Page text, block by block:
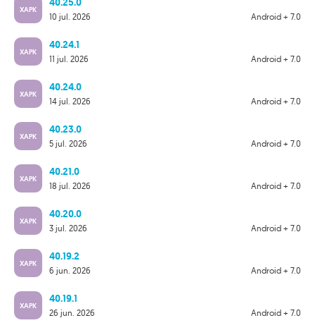
XAPK
Android + 7.0
10 jul. 2026
XAPK
40.24.1
Android + 7.0
11 jul. 2026
XAPK
40.24.0
Android + 7.0
14 jul. 2026
XAPK
40.23.0
Android + 7.0
5 jul. 2026
XAPK
40.21.0
Android + 7.0
18 jul. 2026
XAPK
40.20.0
Android + 7.0
3 jul. 2026
XAPK
40.19.2
Android + 7.0
6 jun. 2026
XAPK
40.19.1
Android + 7.0
26 jun. 2026